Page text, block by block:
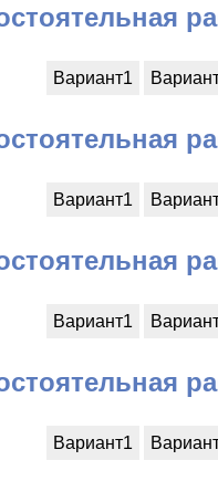
Вариант1
Вариант1
Вариант1
Вариант1